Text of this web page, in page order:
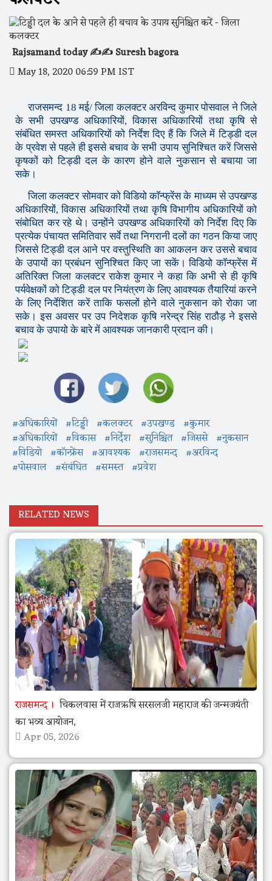
Rajsamand today ✍️✍️ Suresh bagora
May 18, 2020 06:59 PM IST
राजसमन्द 18 मई/ जिला कलक्टर अरविन्द कुमार पोसवाल ने जिले
के सभी उपखण्ड अधिकारियों, विकास अधिकारियों तथा कृषि से
संबंधित समस्त अधिकारियों को निर्देश दिए हैं कि जिले में टिड्डी दल
के प्रवेश से पहले ही इससे बचाव के सभी उपाय सुनिश्चित करें जिससे
कृषकों को टिड्डी दल के कारण होने वाले नुकसान से बचाया जा
सके।
जिला कलक्टर सोमवार को विडियो काॅन्फ्रेंस के माध्यम से उपखण्ड
अधिकारियों, विकास अधिकारियों तथा कृषि विभागीय अधिकारियों को
संबोधित कर रहे थे। उन्होंने उपखण्ड अधिकारियों को निर्देश दिए कि
प्रत्येक पंचायत समितिवार सर्वे तथा निगरानी दलों का गठन किया जाए
जिससे टिड्डी दल आने पर वस्तुस्थिति का आकलन कर उससे बचाव
के उपायों का प्रबंधन सुनिश्चित किए जा सकें। विडियो काॅन्फ्रेंस में
अतिरिक्त जिला कलक्टर राकेश कुमार ने कहा कि अभी से ही कृषि
पर्यवेक्षकों को टिड्डी दल पर नियंत्रण के लिए आवश्यक तैयारियां करने
के लिए निर्देशित करें ताकि फसलों होने वाले नुकसान को रोका जा
सके। इस अवसर पर उप निदेशक कृषि नरेन्द्र सिंह राठौड़ ने इससे
बचाव के उपायो के बारे में आवश्यक जानकारी प्रदान की।
#अधिकारियों #टिड्डी #कलक्टर #उपखण्ड #कुमार
#अधिकारियों #विकास #निर्देश #सुनिश्चित #जिससे #नुकसान
#विडियो #काॅन्फ्रेंस #आवश्यक #राजसमन्द #अरविन्द
#पोसवाल #संबंधित #समस्त #प्रवेश
RELATED NEWS
राजसमन्द
चिकलवास में राजऋषि सरसलजी महाराज की जन्मजयंती
का भव्य आयोजन,
Apr 05, 2026